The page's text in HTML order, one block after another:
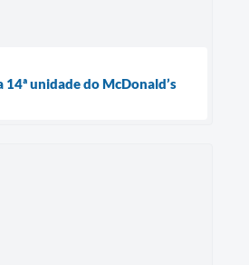
unidade do McDonald’s